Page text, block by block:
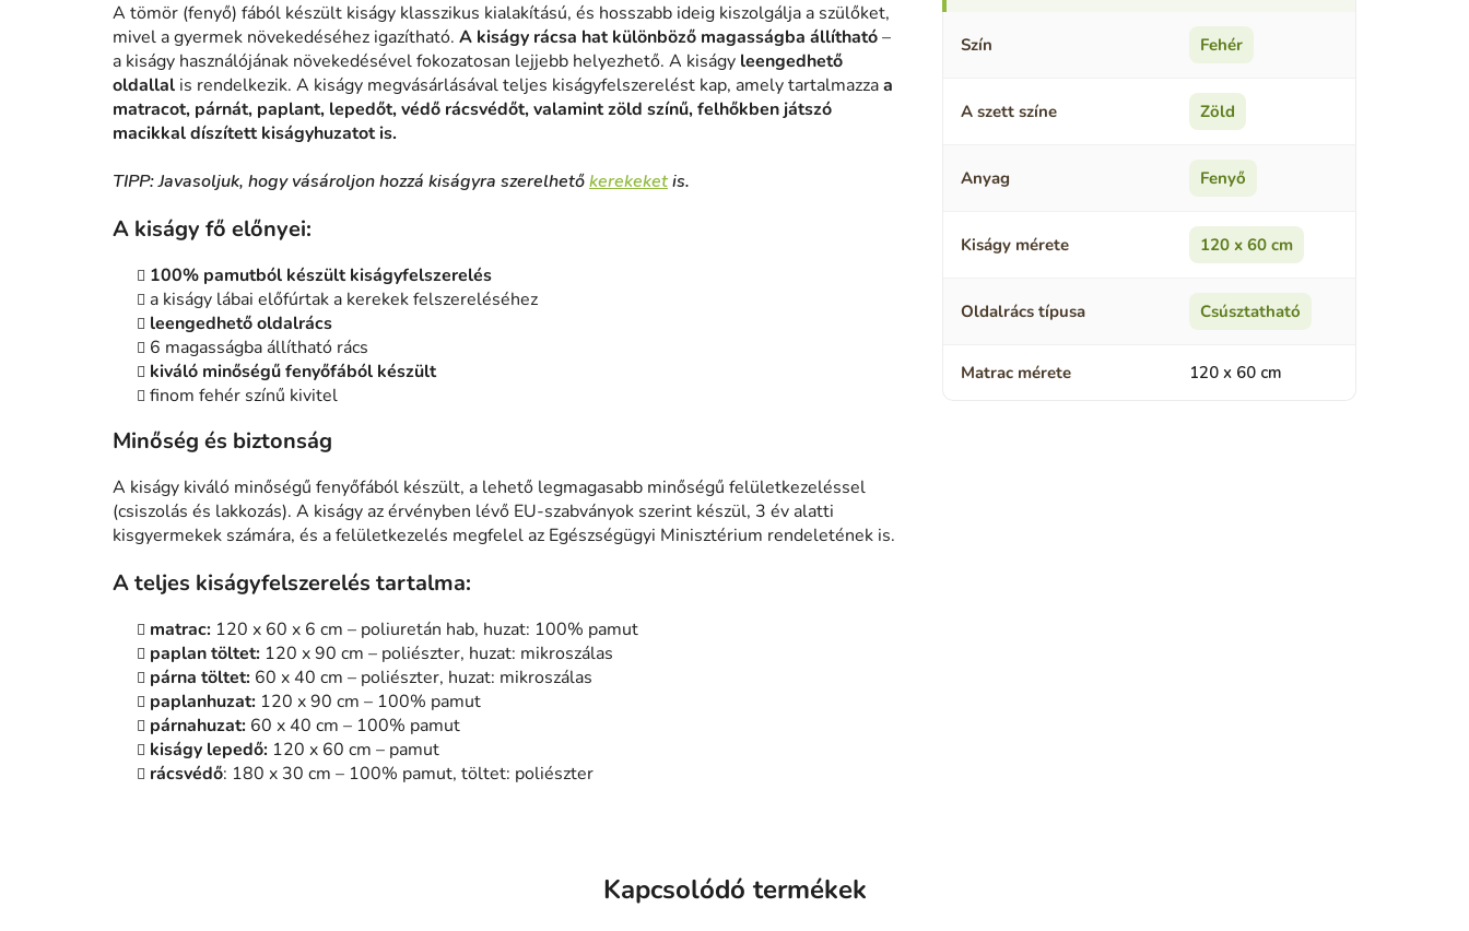
A tömör (fenyő) fából készült kiságy klasszikus kialakítású, és hosszabb ideig kiszolgálja a szülőket,
mivel a gyermek növekedéséhez igazítható. A kiságy rácsa hat különböző magasságba állítható–
a kiságy használójának növekedésével fokozatosan lejjebb helyezhető. A kiságy leengedhető
oldallal is rendelkezik. A kiságy megvásárlásával teljes kiságyfelszerelést kap, amely tartalmazzaa
matracot, párnát, paplant, lepedőt, védő rácsvédőt, valamint zöld színű, felhőkben játszó
macikkal díszített kiságyhuzatot is.
TIPP:Javasoljuk, hogy vásároljon hozzá kiságyra szerelhetőkerekeketis.
A kiságy fő előnyei:
100% pamutból készült kiságyfelszerelés
a kiságy lábai előfúrtak a kerekek felszereléséhez
leengedhető oldalrács
6 magasságba állítható rács
kiváló minőségű fenyőfából készült
finom fehér színű kivitel
Minőség és biztonság
A kiságy kiváló minőségű fenyőfából készült, a lehető legmagasabb minőségű felületkezeléssel
(csiszolás és lakkozás). A kiságy az érvényben lévő EU-szabványok szerint készül, 3 év alatti
kisgyermekek számára, és a felületkezelés megfelel az Egészségügyi Minisztérium rendeletének is.
A teljes kiságyfelszerelés tartalma:
matrac: 120 x 60 x 6 cm – poliuretán hab, huzat: 100% pamut
paplan töltet: 120 x 90 cm – poliészter, huzat: mikroszálas
párna töltet: 60 x 40 cm – poliészter, huzat: mikroszálas
paplanhuzat: 120 x 90 cm – 100% pamut
párnahuzat: 60 x 40 cm – 100% pamut
kiságy lepedő: 120 x 60 cm – pamut
rácsvédő: 180 x 30 cm – 100% pamut, töltet: poliészter
Szín Fehér
A szett színe Zöld
Anyag Fenyő
Kiságy mérete 120 x 60 cm
Oldalrács típusa Csúsztatható
Matrac mérete 120 x 60 cm
Kapcsolódó termékek